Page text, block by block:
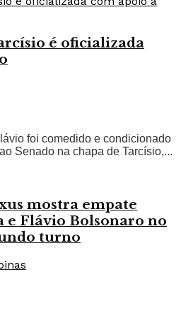
é oficializada
foi comedido e condicionado
Senado na chapa de Tarcísio,...
mostra empate
Flávio Bolsonaro no
turno